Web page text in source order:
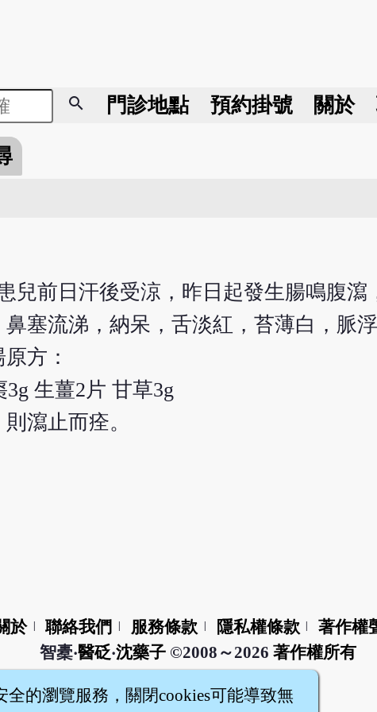
search 門診地點 預約掛號 關於
兒前日汗後受涼，昨日起發生腸鳴腹瀉
塞流涕，納呆，舌淡紅，苔薄白，脈
方：
生薑2片 甘草3g
瀉止而痊。
於 聯絡我們 服務條款 隱私權條款
著作權
智橐‧醫砭‧沈藥子©2008～2026 著作權所有
的瀏覽服務，關閉cookies可能導致無